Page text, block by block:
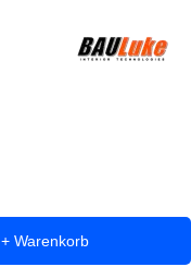
+ Warenkorb